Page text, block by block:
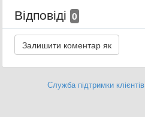
Відповіді 0
Служба підтримки клієнтів